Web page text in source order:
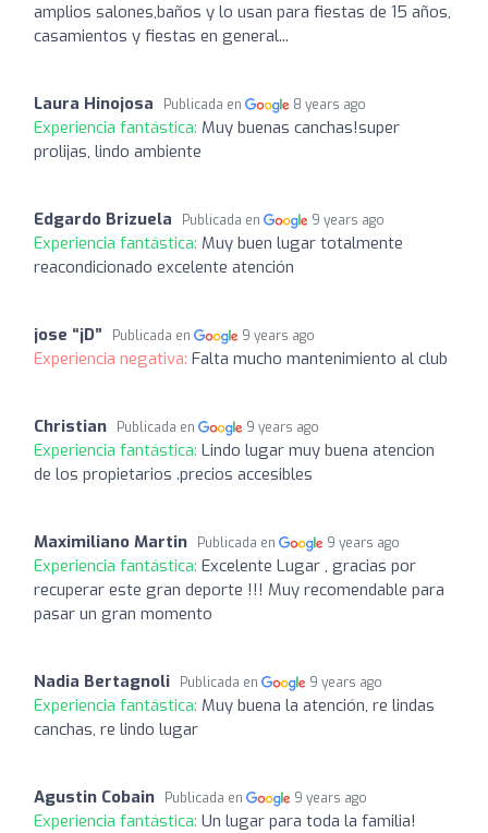
amplios salones,baños y lo usan para fiestas de 15 años,
casamientos y fiestas en general...
Laura Hinojosa Publicada en 8 years ago
Experiencia fantástica: Muy buenas canchas!super
prolijas, lindo ambiente
Edgardo Brizuela Publicada en 9 years ago
Experiencia fantástica: Muy buen lugar totalmente
reacondicionado excelente atención
jose “jD” Publicada en 9 years ago
Experiencia negativa: Falta mucho mantenimiento al club
Christian Publicada en 9 years ago
Experiencia fantástica: Lindo lugar muy buena atencion
de los propietarios .precios accesibles
Maximiliano Martin Publicada en 9 years ago
Experiencia fantástica: Excelente Lugar , gracias por
recuperar este gran deporte !!! Muy recomendable para
pasar un gran momento
Nadia Bertagnoli Publicada en 9 years ago
Experiencia fantástica: Muy buena la atención, re lindas
canchas, re lindo lugar
Agustin Cobain Publicada en 9 years ago
Experiencia fantástica: Un lugar para toda la familia!